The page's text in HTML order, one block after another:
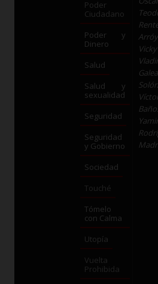
Poder
Ciudadano
Poder y
Dinero
Salud
Salud y
sexualidad
Seguridad
Seguridad
y Gobierno
Sociedad
Touché
Tómelo
con Calma
Utopía
Vuelta
Prohibida